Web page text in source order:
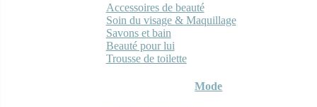
Accessoires de beauté
Soin du visage & Maquillage
Savons et bain
Beauté pour lui
Trousse de toilette
Mode